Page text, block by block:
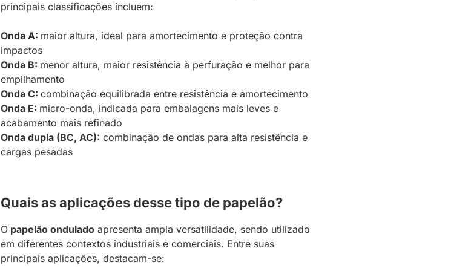
principais classificações incluem:
Onda A: maior altura, ideal para amortecimento e proteção contra
impactos
Onda B: menor altura, maior resistência à perfuração e melhor para
empilhamento
Onda C: combinação equilibrada entre resistência e amortecimento
Onda E: micro-onda, indicada para embalagens mais leves e
acabamento mais refinado
Onda dupla (BC, AC): combinação de ondas para alta resistência e
cargas pesadas
Quais as aplicações desse tipo de papelão?
Opapelão onduladoapresenta ampla versatilidade, sendo utilizado
em diferentes contextos industriais e comerciais. Entre suas
principais aplicações, destacam-se: